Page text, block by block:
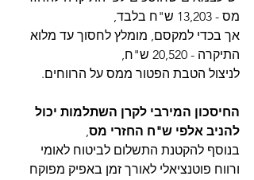
מס - 13,203 ש"ח בלבד,
אך בכדי למקסם, מומלץ לחסוך עד מלוא
התיקרה - 20,520 ש"ח,
לניצול הטבת הפטור ממס על הרווחים.
החיסכון המירבי לקרן השתלמות יכול
להניב אלפי ש"ח החזרי מס,
בנוסף להקטנת התשלום לביטוח לאומי
ורווח פוטנציאלי לאורך זמן באפיק מפוקח